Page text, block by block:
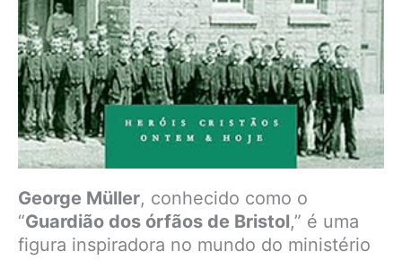
George Müller, conhecido como o
“Guardião dos órfãos de Bristol,” é uma
figura inspiradora no mundo do ministério